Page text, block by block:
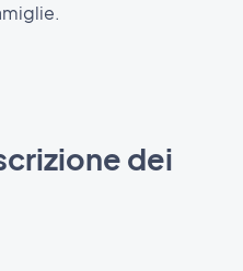
dei